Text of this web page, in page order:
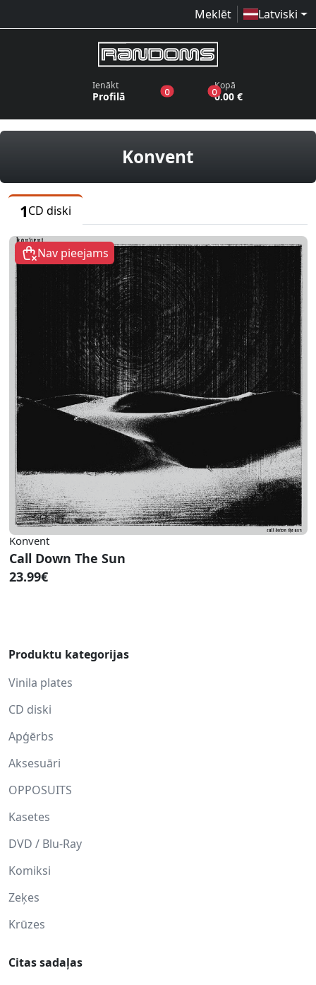
Meklēt Latviski
Ienākt
Profilā 0produkti vēlmju sarakstā
0produkti grozā
Kopā
0.00 €
Konvent
1CD diski
Nav pieejams
Konvent
Call Down The Sun
23.99€
Produktu kategorijas
Vinila plates
CD diski
Apģērbs
Aksesuāri
OPPOSUITS
Kasetes
DVD / Blu-Ray
Komiksi
Zeķes
Krūzes
Citas sadaļas